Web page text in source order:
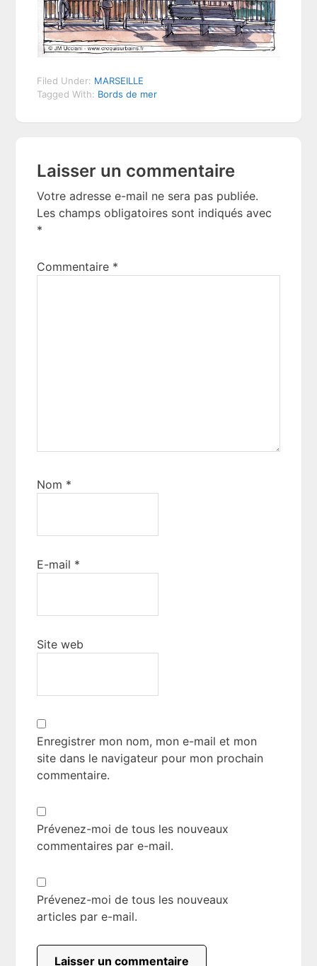
Filed Under: MARSEILLE
Tagged With: Bords de mer
Interactions
Laisser un commentaire
Votre adresse e-mail ne sera pas publiée.
Les champs obligatoires sont indiqués avec
*
Commentaire *
Nom *
E-mail *
Site web
Enregistrer mon nom, mon e-mail et mon
site dans le navigateur pour mon prochain
commentaire.
Prévenez-moi de tous les nouveaux
commentaires par e-mail.
Prévenez-moi de tous les nouveaux
articles par e-mail.